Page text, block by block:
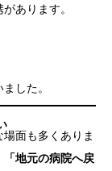
あります。
した。
面も多くありま
「地元の病院へ戻